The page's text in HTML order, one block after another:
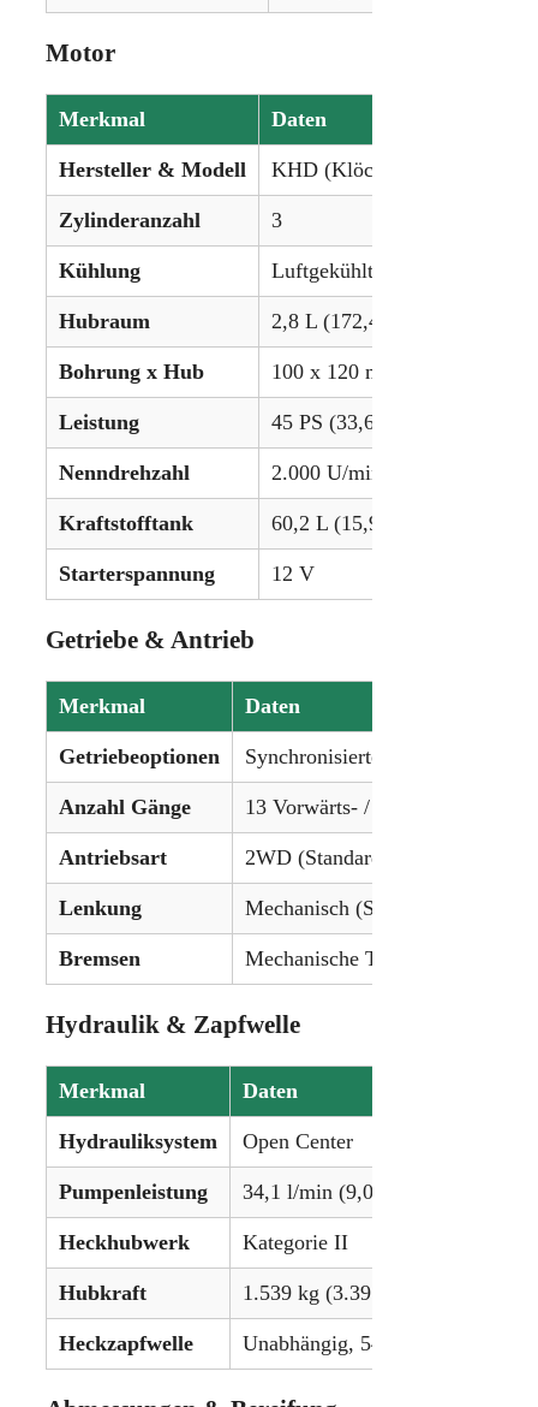
Motor
Merkmal Daten
Hersteller & Modell KHD (Klöckner-Humboldt-
Zylinderanzahl 3
Kühlung Luftgekühlt
Hubraum 2,8 L (172,44 in³)
Bohrung x Hub 100 x 120 mm (3.94 x 4.72
Leistung 45 PS (33,6 kW)
Nenndrehzahl 2.000 U/min
Kraftstofftank 60,2 L (15,9 gal)
Starterspannung 12 V
Getriebe & Antrieb
Merkmal Daten
Getriebeoptionen Synchronisiertes Schaltgetriebe
Anzahl Gänge 13 Vorwärts- / 4 Rückwärtsgänge
Antriebsart 2WD (Standard) / 4WD (Allrad
Lenkung Mechanisch (Standard) /
Bremsen Mechanische Trommelbremsen
Hydraulik & Zapfwelle
Merkmal Daten
Hydrauliksystem Open Center
Pumpenleistung 34,1 l/min (9,0 gpm)
Heckhubwerk Kategorie II
Hubkraft 1.539 kg (3.395 lbs)
Heckzapfwelle Unabhängig, 540/1000 U/min